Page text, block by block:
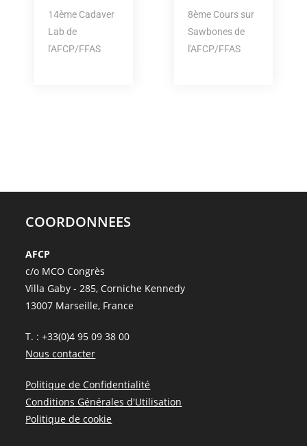
14ème Cadaver
Lab de
l'AFCP/FFAS
8ème Cours sur
Sawbones de
l'AFCP/FFAS
COORDONNEES
AFCP
c/o MCO Congrès
Villa Gaby - 285, Corniche Kennedy
13007 Marseille, France
T. : +33(0)4 95 09 38 00
Nous contacter
Politique de Confidentialité
Conditions Générales d'Utilisation
Politique de cookie